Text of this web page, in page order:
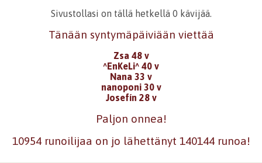
Sivustollasi on tällä hetkellä 0 kävijää.
Tänään syntymäpäiviään viettää
Zsa 48 v
^EnKeLi^ 40 v
Nana 33 v
nanoponi 30 v
Josefín 28 v
Paljon onnea!
10954 runoilijaa on jo lähettänyt 140144 runoa!